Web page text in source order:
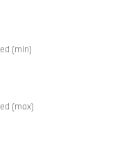
(min)
(max)